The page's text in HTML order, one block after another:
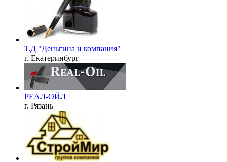
Т.Д "Деньгина и компания"
г. Екатеринбург
РЕАЛ-ОЙЛ
г. Рязань